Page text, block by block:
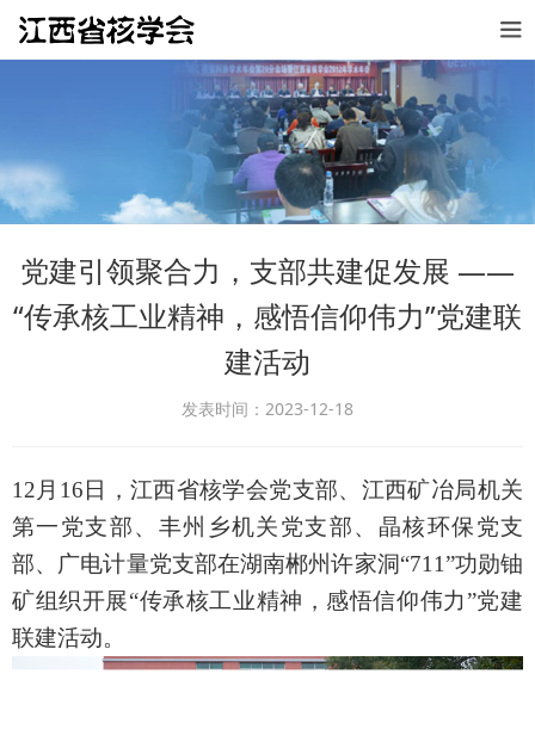
党建引领聚合力，支部共建促发展 ——
“传承核工业精神，感悟信仰伟力”党建联
建活动
发表时间：2023-12-18
12月16日，江西省核学会党支部、江西矿冶局机关
第一党支部、丰州乡机关党支部、晶核环保党支
部、广电计量党支部在湖南郴州许家洞“711”功勋铀
矿组织开展“传承核工业精神，感悟信仰伟力”党建
联建活动。